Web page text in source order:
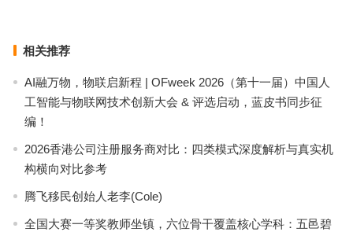
相关推荐
AI融万物，物联启新程 | OFweek 2026（第十一届）中国人
工智能与物联网技术创新大会 & 评选启动，蓝皮书同步征
编！
2026香港公司注册服务商对比：四类模式深度解析与真实机
构横向对比参考
腾飞移民创始人老李(Cole)
全国大赛一等奖教师坐镇，六位骨干覆盖核心学科：五邑碧